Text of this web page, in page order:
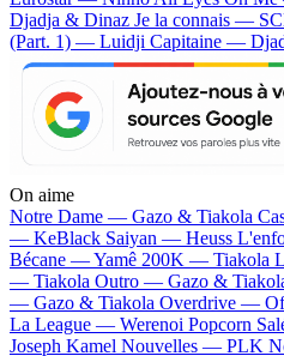
Djadja & Dinaz Je la connais —
(Part. 1) — Luidji Capitaine —
On aime
Notre Dame — Gazo & Tiakola
— KeBlack Saiyan — Heuss
Bécane —Yamê 200K — Tiakola
— Tiakola Outro — Gazo &
— Gazo & Tiakola Overdrive —
La League — Werenoi Popcorn
Joseph Kamel Nouvelles — PLK